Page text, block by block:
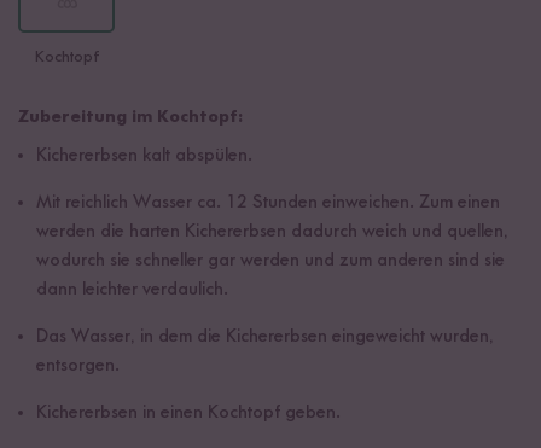
Kochtopf
Zubereitung im Kochtopf:
Kichererbsen kalt abspülen.
Mit reichlich Wasser ca. 12 Stunden einweichen. Zum einen
werden die harten Kichererbsen dadurch weich und quellen,
wodurch sie schneller gar werden und zum anderen sind sie
dann leichter verdaulich.
Das Wasser, in dem die Kichererbsen eingeweicht wurden,
entsorgen.
Kichererbsen in einen Kochtopf geben.